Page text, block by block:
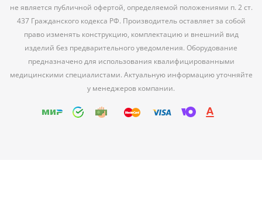
не является публичной офертой, определяемой положениями п. 2 ст.
437 Гражданского кодекса РФ. Производитель оставляет за собой
право изменять конструкцию, комплектацию и внешний вид
изделий без предварительного уведомления. Оборудование
предназначено для использования квалифицированными
медицинскими специалистами. Актуальную информацию уточняйте
у менеджеров компании.